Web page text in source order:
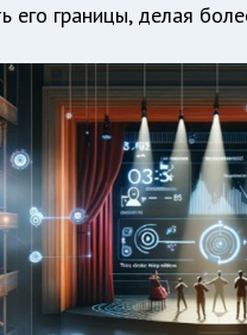
его границы, делая